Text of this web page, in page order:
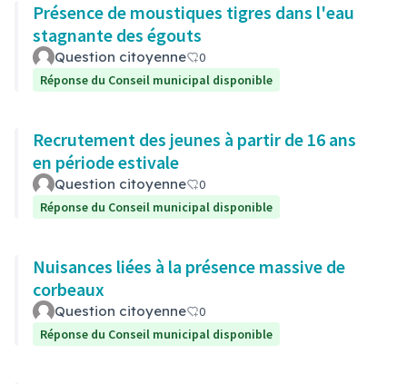
Présence de moustiques tigres dans l'eau
stagnante des égouts
Question citoyenne
0
Réponse du Conseil municipal disponible
Recrutement des jeunes à partir de 16 ans
en période estivale
Question citoyenne
0
Réponse du Conseil municipal disponible
Nuisances liées à la présence massive de
corbeaux
Question citoyenne
0
Réponse du Conseil municipal disponible